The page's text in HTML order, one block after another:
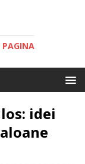
PAGINA
idei